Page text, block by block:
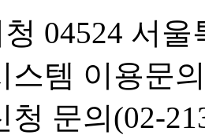
04524 서
스템 이용문
청 문의(02-